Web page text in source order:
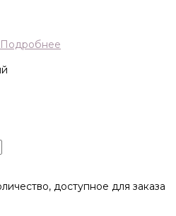
Подробнее
доступное для заказа